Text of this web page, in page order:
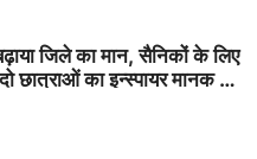
बढ़ाया जिले का मान, सैनिकों के लिए
छात्राओं का इन्स्पायर मानक में